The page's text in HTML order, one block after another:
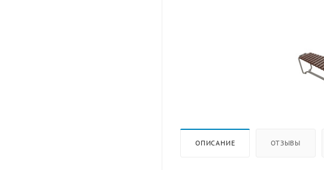
ОПИСАНИЕ ОТЗЫВЫ